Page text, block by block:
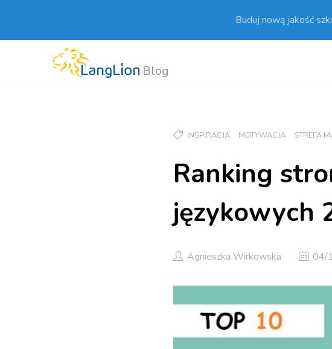
Buduj nową jakość
Blog
INSPIRACJA MOTYWACJA STREFA
Ranking
językowych
Agnieszka Wirkowska 04/